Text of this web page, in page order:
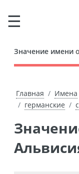
Значение имени
Главная Имена
германские
Значение имени